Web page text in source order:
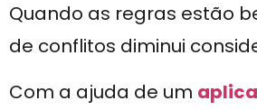
Quando as regras estão
de conflitos diminui
Com a ajuda de um